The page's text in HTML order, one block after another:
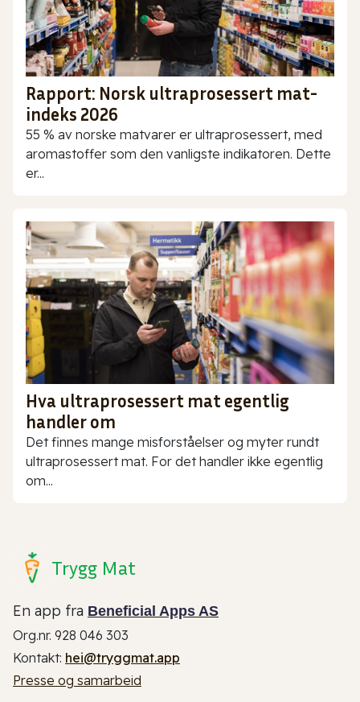
Rapport: Norsk ultraprosessert mat-
indeks 2026
55 % av norske matvarer er ultraprosessert, med
aromastoffer som den vanligste indikatoren. Dette
er...
Hva ultraprosessert mat egentlig
handler om
Det finnes mange misforståelser og myter rundt
ultraprosessert mat. For det handler ikke egentlig
om...
Trygg Mat
En app fra Beneficial Apps AS
Org.nr. 928 046 303
Kontakt: hei@tryggmat.app
Presse og samarbeid